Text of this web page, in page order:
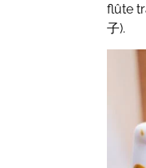
flûte
子).